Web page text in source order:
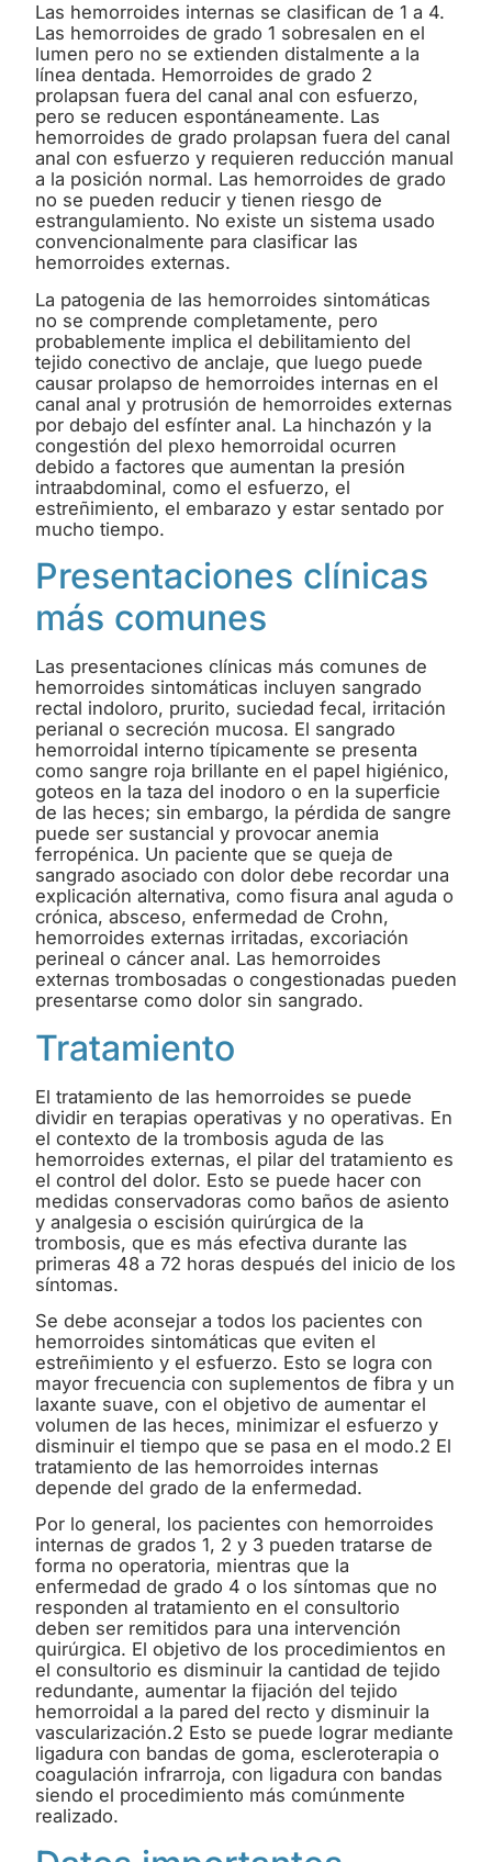
Las hemorroides internas se clasifican de 1 a 4.
Las hemorroides de grado 1 sobresalen en el
lumen pero no se extienden distalmente a la
línea dentada. Hemorroides de grado 2
prolapsan fuera del canal anal con esfuerzo,
pero se reducen espontáneamente. Las
hemorroides de grado prolapsan fuera del canal
anal con esfuerzo y requieren reducción manual
a la posición normal. Las hemorroides de grado
no se pueden reducir y tienen riesgo de
estrangulamiento. No existe un sistema usado
convencionalmente para clasificar las
hemorroides externas.
La patogenia de las hemorroides sintomáticas
no se comprende completamente, pero
probablemente implica el debilitamiento del
tejido conectivo de anclaje, que luego puede
causar prolapso de hemorroides internas en el
canal anal y protrusión de hemorroides externas
por debajo del esfínter anal. La hinchazón y la
congestión del plexo hemorroidal ocurren
debido a factores que aumentan la presión
intraabdominal, como el esfuerzo, el
estreñimiento, el embarazo y estar sentado por
mucho tiempo.
Presentaciones clínicas
más comunes
Las presentaciones clínicas más comunes de
hemorroides sintomáticas incluyen sangrado
rectal indoloro, prurito, suciedad fecal, irritación
perianal o secreción mucosa. El sangrado
hemorroidal interno típicamente se presenta
como sangre roja brillante en el papel higiénico,
goteos en la taza del inodoro o en la superficie
de las heces; sin embargo, la pérdida de sangre
puede ser sustancial y provocar anemia
ferropénica. Un paciente que se queja de
sangrado asociado con dolor debe recordar una
explicación alternativa, como fisura anal aguda o
crónica, absceso, enfermedad de Crohn,
hemorroides externas irritadas, excoriación
perineal o cáncer anal. Las hemorroides
externas trombosadas o congestionadas pueden
presentarse como dolor sin sangrado.
Tratamiento
El tratamiento de las hemorroides se puede
dividir en terapias operativas y no operativas. En
el contexto de la trombosis aguda de las
hemorroides externas, el pilar del tratamiento es
el control del dolor. Esto se puede hacer con
medidas conservadoras como baños de asiento
y analgesia o escisión quirúrgica de la
trombosis, que es más efectiva durante las
primeras 48 a 72 horas después del inicio de los
síntomas.
Se debe aconsejar a todos los pacientes con
hemorroides sintomáticas que eviten el
estreñimiento y el esfuerzo. Esto se logra con
mayor frecuencia con suplementos de fibra y un
laxante suave, con el objetivo de aumentar el
volumen de las heces, minimizar el esfuerzo y
disminuir el tiempo que se pasa en el modo.2 El
tratamiento de las hemorroides internas
depende del grado de la enfermedad.
Por lo general, los pacientes con hemorroides
internas de grados 1, 2 y 3 pueden tratarse de
forma no operatoria, mientras que la
enfermedad de grado 4 o los síntomas que no
responden al tratamiento en el consultorio
deben ser remitidos para una intervención
quirúrgica. El objetivo de los procedimientos en
el consultorio es disminuir la cantidad de tejido
redundante, aumentar la fijación del tejido
hemorroidal a la pared del recto y disminuir la
vascularización.2 Esto se puede lograr mediante
ligadura con bandas de goma, escleroterapia o
coagulación infrarroja, con ligadura con bandas
siendo el procedimiento más comúnmente
realizado.